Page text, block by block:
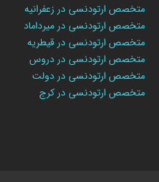
متخصص ارتودنسی در زعفرانیه
متخصص ارتودنسی در میرداماد
متخصص ارتودنسی در قیطریه
متخصص ارتودنسی در دروس
متخصص ارتودنسی در دولت
متخصص ارتودنسی در کرج